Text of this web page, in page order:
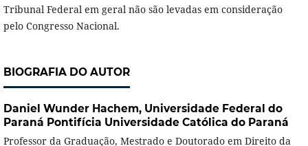
Tribunal Federal em geral não são levadas em consideração
pelo Congresso Nacional.
BIOGRAFIA DO AUTOR
Daniel Wunder Hachem, Universidade Federal do
Paraná Pontifícia Universidade Católica do Paraná
Professor da Graduação, Mestrado e Doutorado em Direito da